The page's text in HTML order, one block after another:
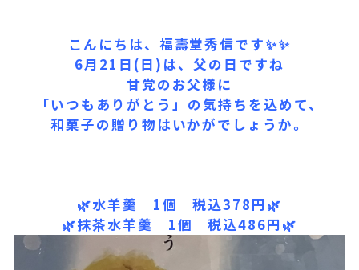
こんにちは、福壽堂秀信です✨✨
6月21日(日)は、父の日ですね
甘党のお父様に
「いつもありがとう」の気持ちを込めて、
和菓子の贈り物はいかがでしょうか。
🌿水羊羹 1個 税込378円🌿
🌿抹茶水羊羹 1個 税込486円🌿